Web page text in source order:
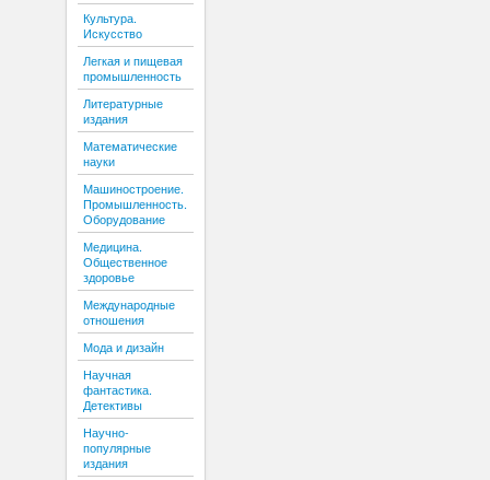
Культура.
Искусство
Легкая и пищевая
промышленность
Литературные
издания
Математические
науки
Машиностроение.
Промышленность.
Оборудование
Медицина.
Общественное
здоровье
Международные
отношения
Мода и дизайн
Научная
фантастика.
Детективы
Научно-
популярные
издания